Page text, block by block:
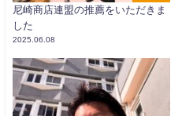
尼崎商店連盟の推薦をいただきま
した
2025.06.08